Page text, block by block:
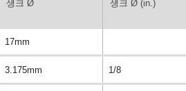
섕크 Ø 섕크 Ø (in.)
17mm
3.175mm 1/8